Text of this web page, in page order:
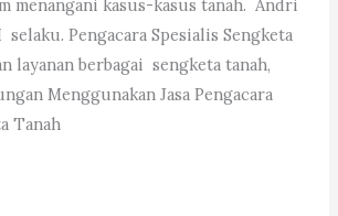
menangani kasus-kasus tanah. Andri
selaku. Pengacara Spesialis Sengketa
layanan berbagai sengketa tanah,
Menggunakan Jasa Pengacara
Tanah